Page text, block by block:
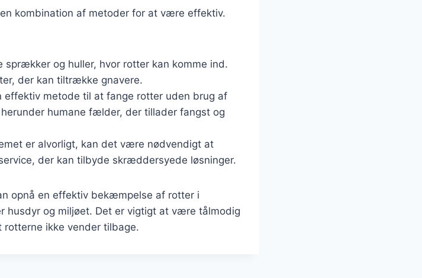
kombination af metoder for at være effektiv.
og huller, hvor rotter kan komme ind.
der kan tiltrække gnavere.
metode til at fange rotter uden brug af
humane fælder, der tillader fangst og
er alvorligt, kan det være nødvendigt at
der kan tilbyde skræddersyede løsninger.
opnå en effektiv bekæmpelse af rotter i
husdyr og miljøet. Det er vigtigt at være tålmodig
ikke vender tilbage.